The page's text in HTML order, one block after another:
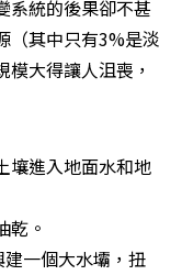
系統的後果卻不甚
（其中只有3%是淡
大得讓人沮喪，
壤進入地面水和地
乾。
一個大水壩，扭